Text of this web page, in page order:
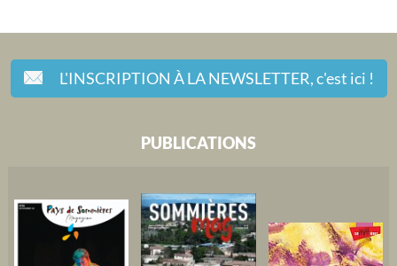
L'INSCRIPTION À LA NEWSLETTER,c'est ici !
PUBLICATIONS